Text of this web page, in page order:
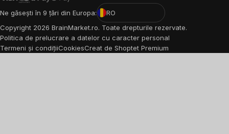
Ne găsești în 9 țări din Europa:
RO
Copyright 2026 BrainMarket.ro. Toate drepturile rezervate.
Politica de prelucrare a datelor cu caracter personal
Termeni și condițiiCookiesCreat de Shoptet Premium